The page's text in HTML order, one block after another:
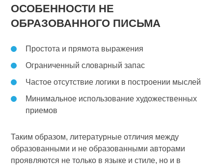
ОСОБЕННОСТИ НЕ
ОБРАЗОВАННОГО ПИСЬМА
Простота и прямота выражения
Ограниченный словарный запас
Частое отсутствие логики в построении мыслей
Минимальное использование художественных
приемов
Таким образом, литературные отличия между
образованными и не образованными авторами
проявляются не только в языке и стиле, но и в